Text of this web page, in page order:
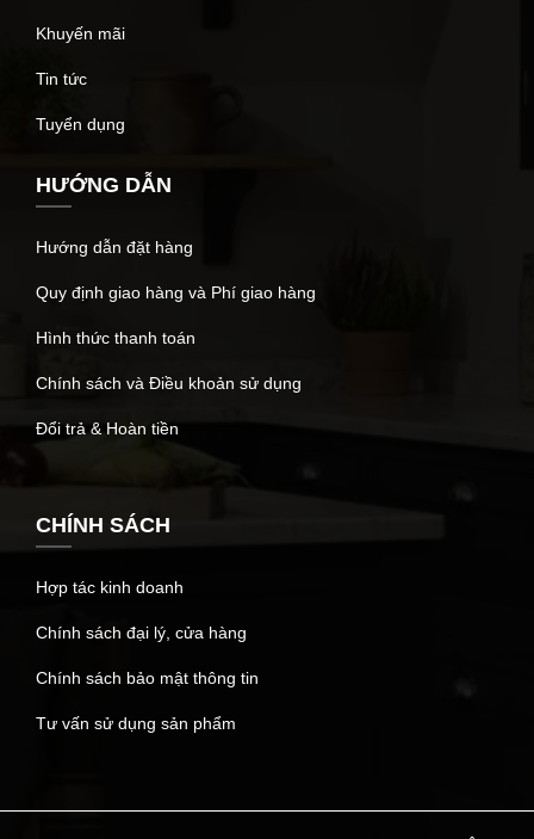
Khuyến mãi
Tin tức
Tuyển dụng
HƯỚNG DẪN
Hướng dẫn đặt hàng
Quy định giao hàng và Phí giao hàng
Hình thức thanh toán
Chính sách và Điều khoản sử dụng
Đổi trả & Hoàn tiền
CHÍNH SÁCH
Hợp tác kinh doanh
Chính sách đại lý, cửa hàng
Chính sách bảo mật thông tin
Tư vấn sử dụng sản phẩm